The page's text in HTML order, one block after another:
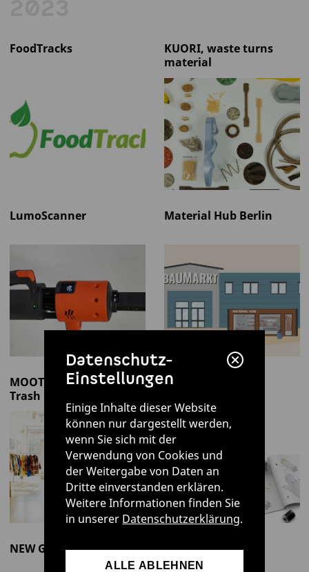
FoodTracks
KUORI, waste turns
material
LumoScanner Material Hub Berlin
MOOT – Made Out Of
Trash
MOTEX
NEW GRID
nkm-
Mehrwegsystem
Datenschutz-
Einstellungen
Einige Inhalte dieser Website
können nur dargestellt werden,
wenn Sie sich mit der
Verwendung von Cookies und
der Weitergabe von Daten an
Dritte einverstanden erklären.
Weitere Informationen finden Sie
in unserer Datenschutzerklärung.
ALLE ABLEHNEN